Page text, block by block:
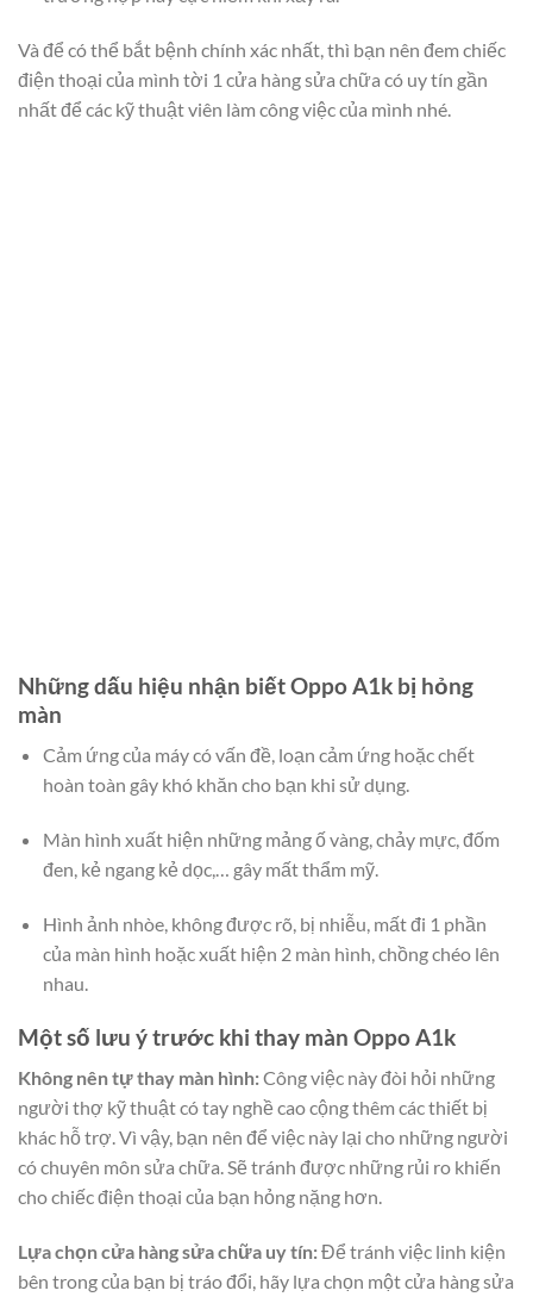
Và để có thể bắt bệnh chính xác nhất, thì bạn nên đem chiếc
điện thoại của mình tời 1 cửa hàng sửa chữa có uy tín gần
nhất để các kỹ thuật viên làm công việc của mình nhé.
Những dấu hiệu nhận biết Oppo A1k bị hỏng
màn
Cảm ứng của máy có vấn đề, loạn cảm ứng hoặc chết
hoàn toàn gây khó khăn cho bạn khi sử dụng.
Màn hình xuất hiện những mảng ố vàng, chảy mực, đốm
đen, kẻ ngang kẻ dọc,… gây mất thẩm mỹ.
Hình ảnh nhòe, không được rõ, bị nhiễu, mất đi 1 phần
của màn hình hoặc xuất hiện 2 màn hình, chồng chéo lên
nhau.
Một số lưu ý trước khi thay màn Oppo A1k
Không nên tự thay màn hình:Công việc này đòi hỏi những
người thợ kỹ thuật có tay nghề cao cộng thêm các thiết bị
khác hỗ trợ. Vì vậy, bạn nên để việc này lại cho những người
có chuyên môn sửa chữa. Sẽ tránh được những rủi ro khiến
cho chiếc điện thoại của bạn hỏng nặng hơn.
Lựa chọn cửa hàng sửa chữa uy tín:Để tránh việc linh kiện
bên trong của bạn bị tráo đổi, hãy lựa chọn một cửa hàng sửa